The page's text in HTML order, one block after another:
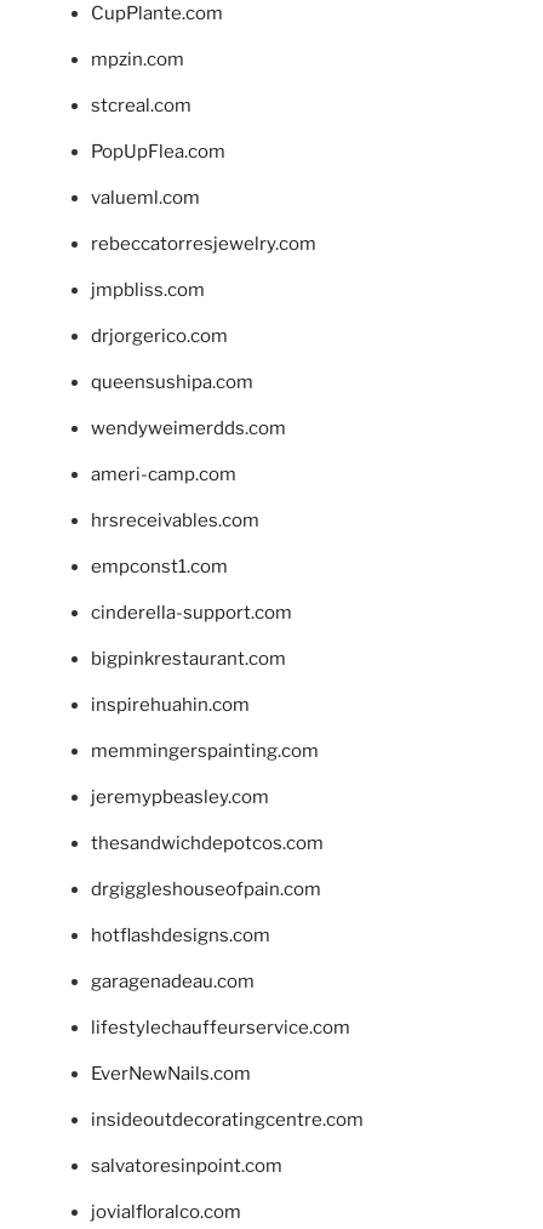
CupPlante.com
mpzin.com
stcreal.com
PopUpFlea.com
valueml.com
rebeccatorresjewelry.com
jmpbliss.com
drjorgerico.com
queensushipa.com
wendyweimerdds.com
ameri-camp.com
hrsreceivables.com
empconst1.com
cinderella-support.com
bigpinkrestaurant.com
inspirehuahin.com
memmingerspainting.com
jeremypbeasley.com
thesandwichdepotcos.com
drgiggleshouseofpain.com
hotflashdesigns.com
garagenadeau.com
lifestylechauffeurservice.com
EverNewNails.com
insideoutdecoratingcentre.com
salvatoresinpoint.com
jovialfloralco.com